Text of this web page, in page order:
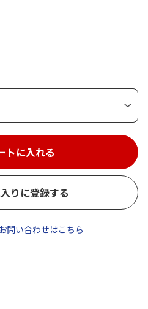
トに入れる
りに登録する
問い合わせはこちら